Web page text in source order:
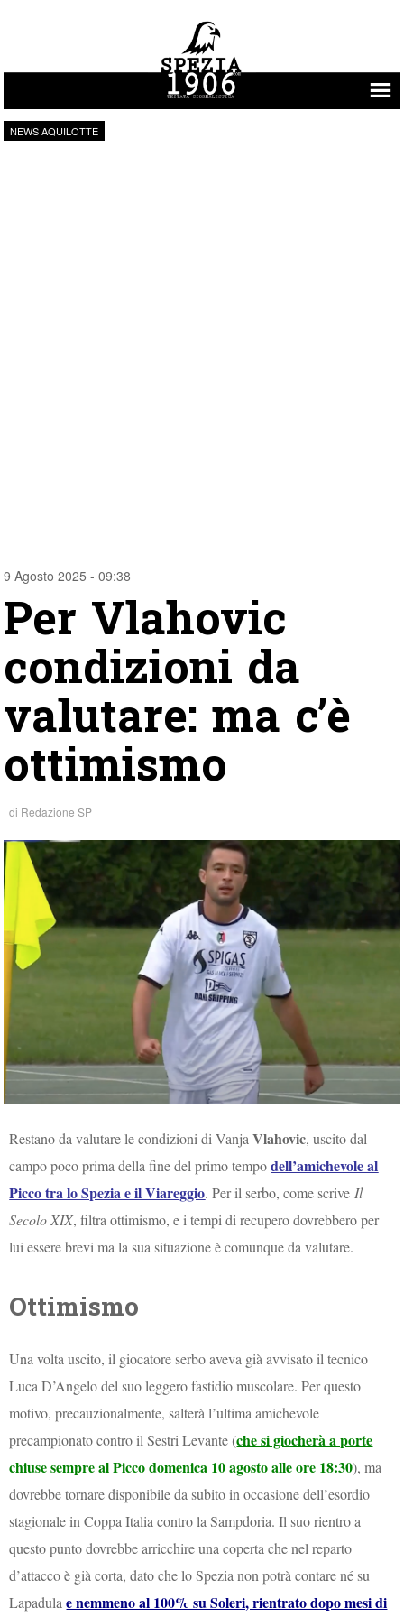
Vai al contenuto
NEWS AQUILOTTE
9 Agosto 2025 - 09:38
Per Vlahovic
condizioni da
valutare: ma c’è
ottimismo
di Redazione SP
Restano da valutare le condizioni di Vanja Vlahovic, uscito dal
campo poco prima della fine del primo tempodell’amichevole al
Picco tra lo Spezia e il Viareggio. Per il serbo, come scrive Il
Secolo XIX, filtra ottimismo, e i tempi di recupero dovrebbero per
lui essere brevi ma la sua situazione è comunque da valutare.
Ottimismo
Una volta uscito, il giocatore serbo aveva già avvisato il tecnico
Luca D’Angelo del suo leggero fastidio muscolare. Per questo
motivo, precauzionalmente, salterà l’ultima amichevole
precampionato contro il Sestri Levante (che si giocherà a porte
chiuse sempre al Picco domenica 10 agosto alle ore 18:30), ma
dovrebbe tornare disponibile da subito in occasione dell’esordio
stagionale in Coppa Italia contro la Sampdoria. Il suo rientro a
questo punto dovrebbe arricchire una coperta che nel reparto
d’attacco è già corta, dato che lo Spezia non potrà contare né su
Lapadulae nemmeno al 100% su Soleri, rientrato dopo mesi di